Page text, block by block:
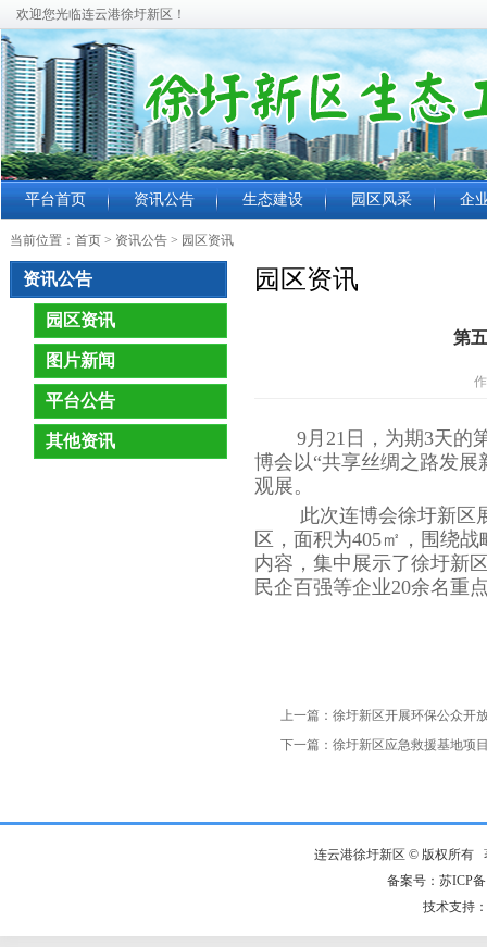
欢迎您光临连云港徐圩新区！
平台首页 资讯公告 生态建设 园区风采 企
当前位置： 首页 > 资讯公告 > 园区资讯
资讯公告
园区资讯
图片新闻
平台公告
其他资讯
园区资讯
第
9月21日，为期3天的
博会以“共享丝绸之路发展
观展。
此次连博会徐圩新区
区，面积为405㎡，围绕
内容，集中展示了徐圩新
民企百强等企业20余名重
上一篇： 徐圩新区开展环保公众开
下一篇： 徐圩新区应急救援基地项
连云港徐圩新区 © 版权所有
备案号：苏ICP
技术支持